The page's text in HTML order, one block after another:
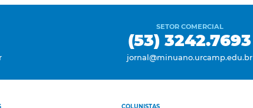
SETOR COMERCIAL
(53) 3242.7693
jornal@minuano.urcamp.edu.br
COLUNISTAS